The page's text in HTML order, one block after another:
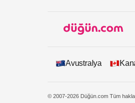
Avustralya
© 2007-2026 Düğün.com Tüm